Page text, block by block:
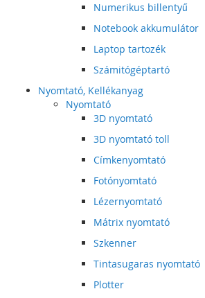
Numerikus billentyű
Notebook akkumulátor
Laptop tartozék
Számitógéptartó
Nyomtató, Kellékanyag
Nyomtató
3D nyomtató
3D nyomtató toll
Címkenyomtató
Fotónyomtató
Lézernyomtató
Mátrix nyomtató
Szkenner
Tintasugaras nyomtató
Plotter